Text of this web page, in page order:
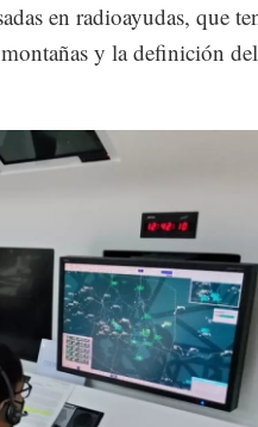
en radioayudas, que
y la definición del